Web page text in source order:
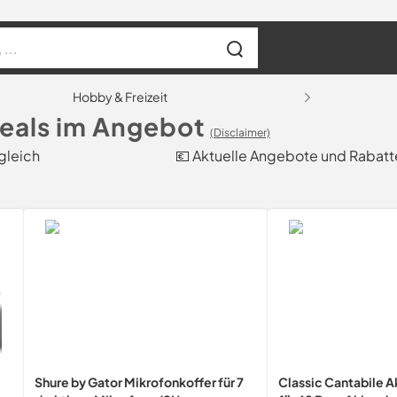
Hobby & Freizeit
im Angebot (Disclaimer)
💶 Aktuelle Angebote und
Shure by Gator Mikrofonkoffer für 7
Classic Cantabile